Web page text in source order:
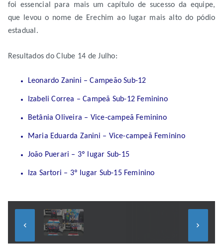
foi essencial para mais um capítulo de sucesso da equipe,
que levou o nome de Erechim ao lugar mais alto do pódio
estadual.
Resultados do Clube 14 de Julho:
Leonardo Zanini – Campeão Sub-12
Izabeli Correa – Campeã Sub-12 Feminino
Betânia Oliveira – Vice-campeã Feminino
Maria Eduarda Zanini – Vice-campeã Feminino
João Puerari – 3º lugar Sub-15
Iza Sartori – 3º lugar Sub-15 Feminino
keyboard_arrow_left keyboard_arrow_right